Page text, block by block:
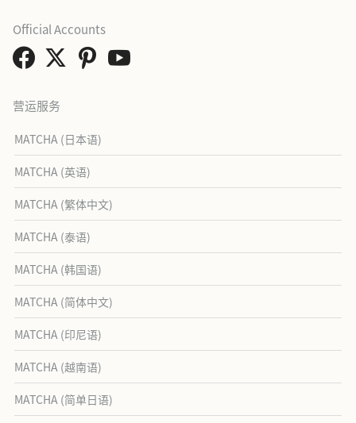
营运服务
MATCHA (日本语)
MATCHA (英语)
MATCHA (繁体中文)
MATCHA (泰语)
MATCHA (韩国语)
MATCHA (简体中文)
MATCHA (印尼语)
MATCHA (越南语)
MATCHA (简单日语)
Official Accounts